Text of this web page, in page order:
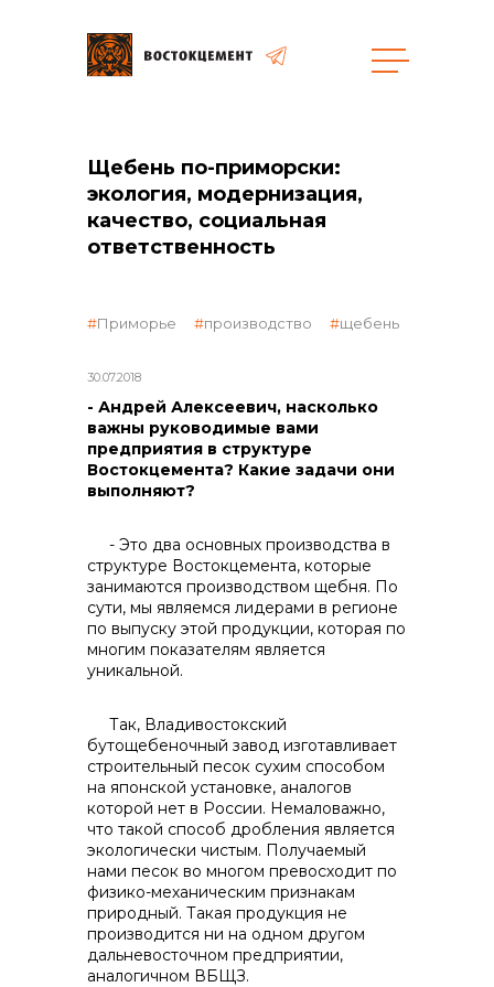
реализация неликвидов
контакты отдела закупок
Щебень по-приморски:
экология, модернизация,
качество, социальная
ответственность
30.07.2018
Приморье производство щебень
- Андрей Алексеевич, насколько
важны руководимые вами
предприятия в структуре
Востокцемента? Какие задачи они
выполняют?
- Это два основных производства в
структуре Востокцемента, которые
занимаются производством щебня. По
сути, мы являемся лидерами в регионе
по выпуску этой продукции, которая по
многим показателям является
уникальной.
Так, Владивостокский
бутощебеночный завод изготавливает
строительный песок сухим способом
на японской установке, аналогов
которой нет в России. Немаловажно,
что такой способ дробления является
экологически чистым. Получаемый
нами песок во многом превосходит по
физико-механическим признакам
природный. Такая продукция не
производится ни на одном другом
дальневосточном предприятии,
аналогичном ВБЩЗ.